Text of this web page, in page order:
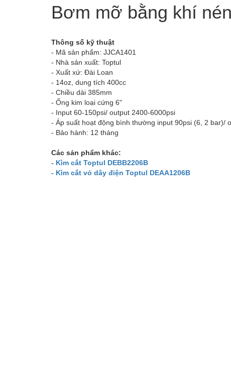
Bơm mỡ bằng khí
Thông số kỹ thuật
- Mã sản phẩm: JJCA1401
- Nhà sản xuất: Toptul
- Xuất xứ: Đài Loan
- 14oz, dung tích 400cc
- Chiều dài 385mm
- Ống kim loại cứng 6"
- Input 60-150psi/ output 2400-6000psi
- Áp suất hoạt động bình thường input 90psi (6, 2 bar)/
- Bảo hành: 12 tháng
Các sản phẩm khác:
- Kìm cắt Toptul DEBB2206B
- Kìm cắt vỏ dây điện Toptul DEAA1206B